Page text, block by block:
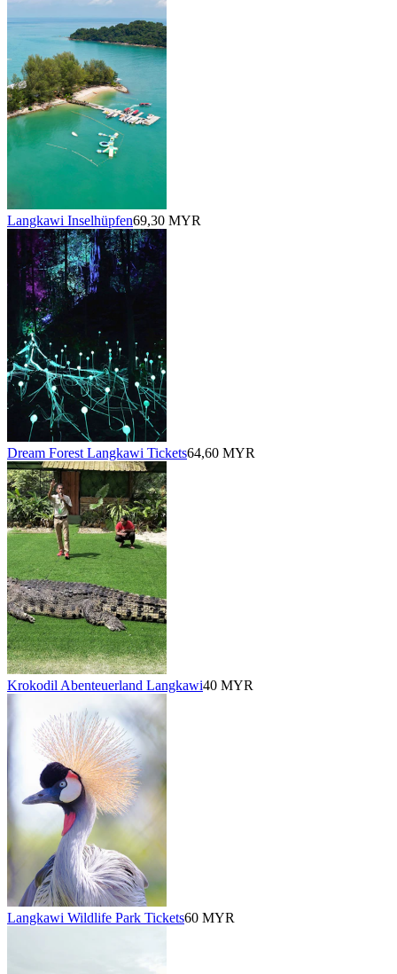
Langkawi Inselhüpfen69,30 MYR
Dream Forest Langkawi Tickets64,60 MYR
Krokodil Abenteuerland Langkawi40 MYR
Langkawi Wildlife Park Tickets60 MYR